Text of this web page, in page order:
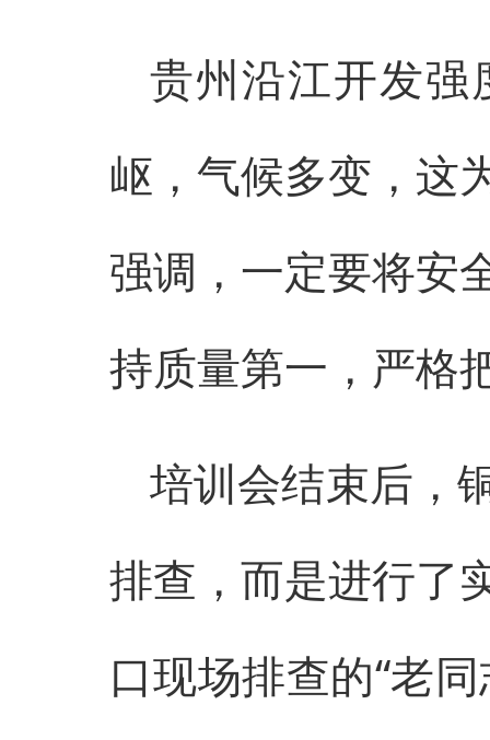
贵州沿江开发强
岖，气候多变，这
强调，一定要将安
持质量第一，严格
培训会结束后，
排查，而是进行了
口现场排查的“老